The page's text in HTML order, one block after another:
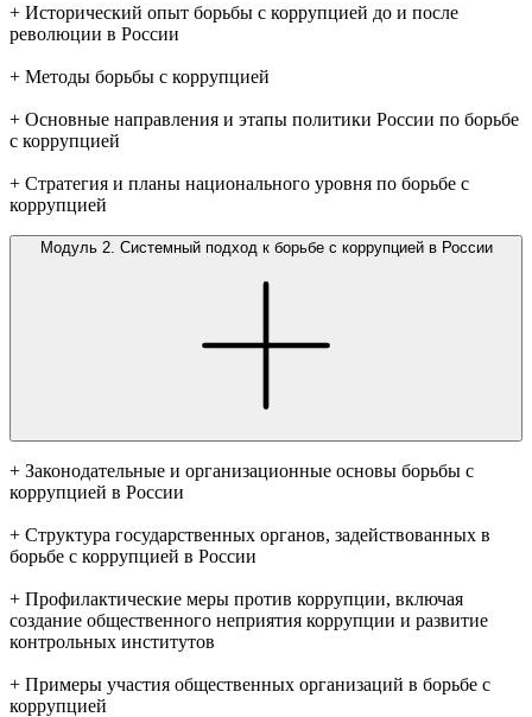
+ Исторический опыт борьбы с коррупцией до и после
революции в России
+ Методы борьбы с коррупцией
+ Основные направления и этапы политики России по борьбе
с коррупцией
+ Стратегия и планы национального уровня по борьбе с
коррупцией
Модуль 2. Системный подход к борьбе с коррупцией в России
+ Законодательные и организационные основы борьбы с
коррупцией в России
+ Структура государственных органов, задействованных в
борьбе с коррупцией в России
+ Профилактические меры против коррупции, включая
создание общественного неприятия коррупции и развитие
контрольных институтов
+ Примеры участия общественных организаций в борьбе с
коррупцией